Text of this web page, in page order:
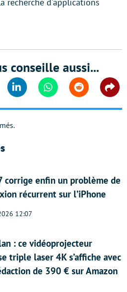
conseille aussi...
Linkedin WhatsappReddit
corrige enfin un problème de
récurrent sur l’iPhone
12:07
: ce vidéoprojecteur
triple laser 4K s’affiche avec
de 390 € sur Amazon